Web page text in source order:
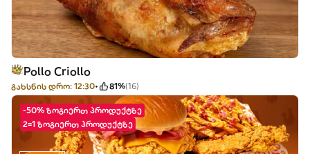
Pollo Criollo
გახსნის დრო: 12:30 81%(16)
-50% ზოგიერთ პროდუქტზე
2=1 ზოგიერთ პროდუქტზე